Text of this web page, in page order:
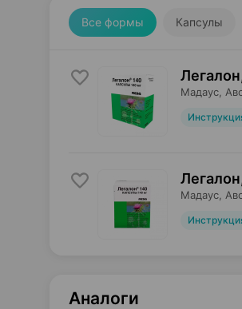
Все формы Капсулы
Мадаус ,
Мадаус ,
Аналоги